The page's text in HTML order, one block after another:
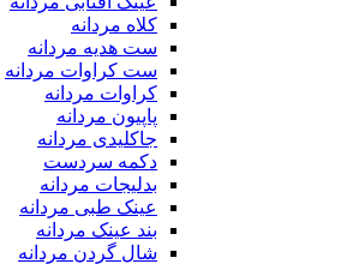
کلاه مردانه
ست هدیه مردانه
ست کراوات مردانه
کراوات مردانه
پاپیون مردانه
جاکلیدی مردانه
دکمه سردست
بدلیجات مردانه
عینک طبی مردانه
بند عینک مردانه
شال گردن مردانه